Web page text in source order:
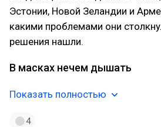
Эстонии, Новой Зеландии и
какими проблемами они
решения нашли.
В масках нечем дышать
Показать полностью
4